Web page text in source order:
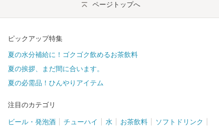
ページトップへ
ピックアップ特集
夏の水分補給に！ゴクゴク飲めるお茶飲料
夏の挨拶、まだ間に合います。
夏の必需品！ひんやりアイテム
注目のカテゴリ
ビール・発泡酒 チューハイ 水 お茶飲料 ソフトドリンク